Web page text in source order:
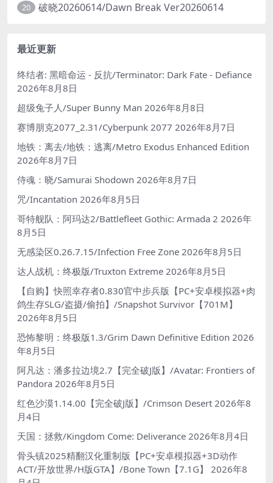
20 破晓20260614/Dawn Break Ver20260614
最近更新
终结者: 黑暗命运 - 反抗/Terminator: Dark Fate - Defiance
2026年8月8日
超级兔子人/Super Bunny Man 2026年8月8日
赛博朋克2077_2.31/Cyberpunk 2077 2026年8月7日
地铁：离去/地铁：逃离/Metro Exodus Enhanced Edition
2026年8月7日
侍魂：晓/Samurai Shodown 2026年8月7日
咒/Incantation 2026年8月5日
哥特舰队：阿玛达2/Battlefleet Gothic: Armada 2 2026年
8月5日
无感染区0.26.7.15/Infection Free Zone 2026年8月5日
达人战机：终极版/Truxton Extreme 2026年8月5日
【自购】快照幸存者0.830官中步兵版【PC+安卓模拟器+肉
鸽生存SLG/盗摄/偷拍】/Snapshot Survivor【701M】
2026年8月5日
恐怖黎明：终极版1.3/Grim Dawn Definitive Edition 2026
年8月5日
阿凡达：潘多拉边境2.7【完全破J版】/Avatar: Frontiers of
Pandora 2026年8月5日
红色沙漠1.14.00【完全破J版】/Crimson Desert 2026年8
月4日
天国：拯救/Kingdom Come: Deliverance 2026年8月4日
骨头镇2025精翻汉化重制版【PC+安卓模拟器+3D动作
ACT/开放世界/H版GTA】/Bone Town【7.1G】
2026年8